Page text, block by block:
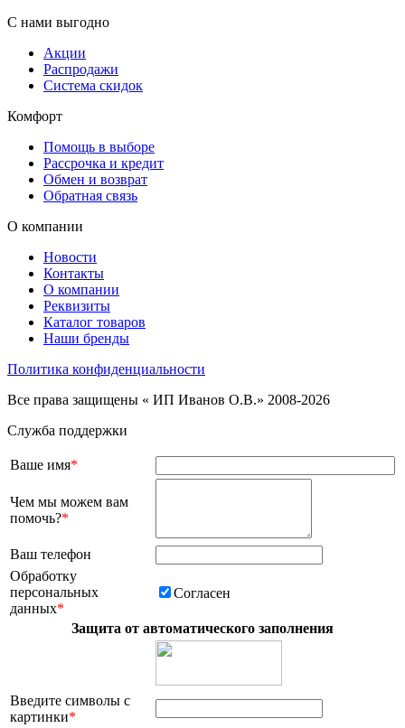
С нами выгодно
Акции
Распродажи
Система скидок
Комфорт
Помощь в выборе
Рассрочка и кредит
Обмен и возврат
Обратная связь
О компании
Новости
Контакты
О компании
Реквизиты
Каталог товаров
Наши бренды
Политика конфиденциальности
Все права защищены « ИП Иванов О.В.» 2008-2026
Служба поддержки
Ваше имя*
Чем мы можем вам
помочь?*
Ваш телефон
Обработку
персональных
данных*
Согласен
Защита от автоматического заполнения
Введите символы с
картинки*